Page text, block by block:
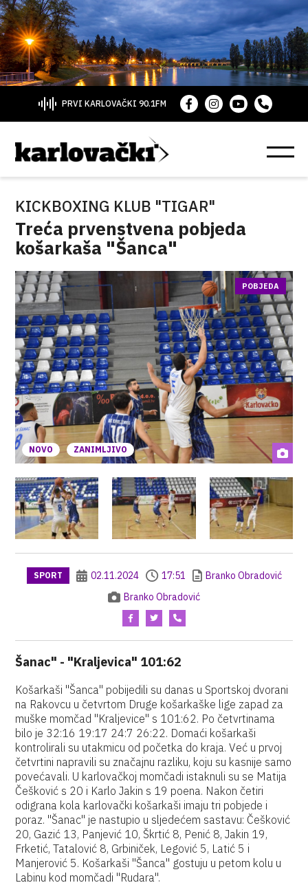
PRVI KARLOVAČKI 90.1FM
KICKBOXING KLUB "TIGAR"
Treća prvenstvena pobjeda
košarkaša "Šanca"
NOVO ZANIMLJIVO
POBJEDA
SPORT 02.11.2024 17:51
Branko Obradović
Branko Obradović
Šanac" - "Kraljevica" 101:62
Košarkaši "Šanca" pobijedili su danas u Sportskoj dvorani
na Rakovcu u četvrtom Druge košarkaške lige zapad za
muške momčad "Kraljevice" s 101:62. Po četvrtinama
bilo je 32:16 19:17 24:7 26:22. Domaći košarkaši
kontrolirali su utakmicu od početka do kraja. Već u prvoj
četvrtini napravili su značajnu razliku, koju su kasnije samo
povećavali. U karlovačkoj momčadi istaknuli su se Matija
Češković s 20 i Karlo Jakin s 19 poena. Nakon četiri
odigrana kola karlovački košarkaši imaju tri pobjede i
poraz. "Šanac" je nastupio u sljedećem sastavu: Češković
20, Gazić 13, Panjević 10, Škrtić 8, Penić 8, Jakin 19,
Frketić, Tatalović 8, Grbiniček, Legović 5, Latić 5 i
Manjerović 5. Košarkaši "Šanca" gostuju u petom kolu u
Labinu kod momčadi "Rudara".